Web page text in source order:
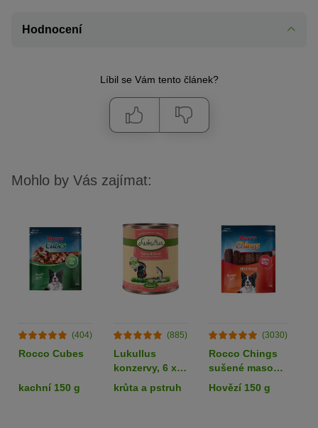
Hodnocení
Líbil se Vám tento článek?
Mohlo by Vás zajímat:
(404)
Rocco Cubes
kachní 150 g
(885)
Lukullus
konzervy, 6 x
800 g - 5 + 1
zdarma!
krůta a pstruh
(3030)
Rocco Chings
sušené maso
pro psy
Hovězí 150 g